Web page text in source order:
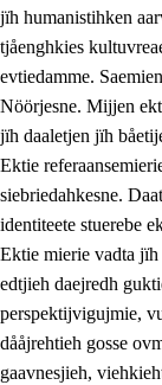
1.3
1.5
jïh humanistihken
tjåenghkies
evtiedamme.
Nöörjesne. Mijjen
jïh daaletjen jïh
Ektie
siebriedahkesne.
identiteete stuerebe
Ektie mierie vadta
edtjieh daejredh
perspektijvigujmie,
dååjrehtieh gosse
gaavnesjieh,